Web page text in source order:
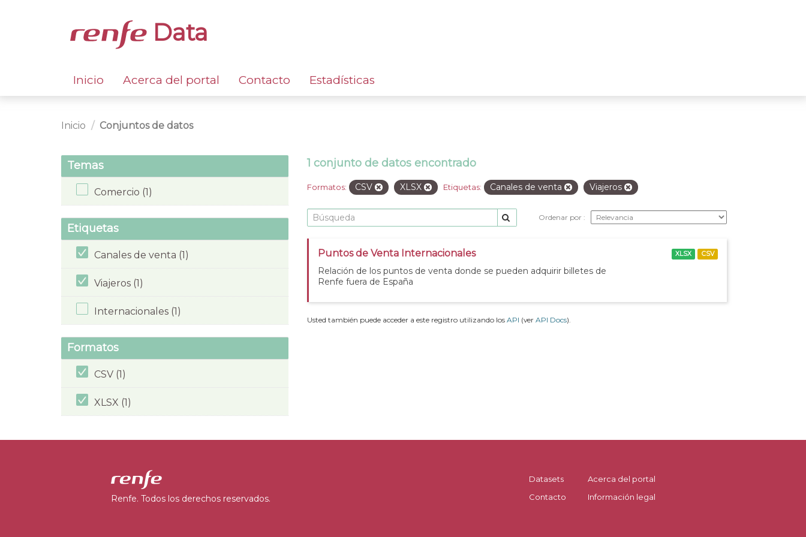
Data
Inicio Acerca del portal Contacto Estadísticas
Inicio Conjuntos de datos
Temas
Comercio (1)
Etiquetas
Canales de venta (1)
Viajeros (1)
Internacionales (1)
Formatos
CSV (1)
XLSX (1)
1 conjunto de datos encontrado
Formatos: CSV XLSX Etiquetas: Canales de venta Viajeros
Ordenar por
Puntos de Venta Internacionales
Relación de los puntos de venta donde se pueden adquirir billetes de
Renfe fuera de España
XLSX CSV
Usted también puede acceder a este registro utilizando los API (ver API Docs).
Renfe. Todos los derechos reservados.
Datasets
Contacto
Acerca del portal
Información legal